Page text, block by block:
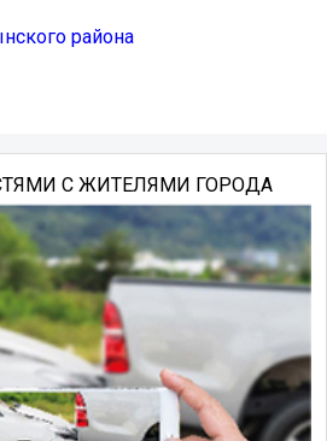
района
С ЖИТЕЛЯМИ ГОРОДА